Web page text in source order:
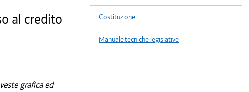
al credito
grafica ed
Costituzione
Manuale tecniche legislative